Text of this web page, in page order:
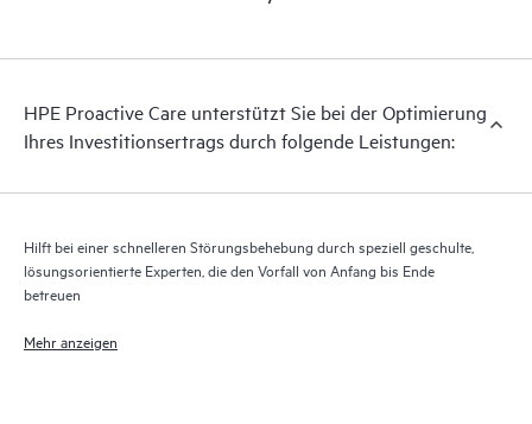
HPE Proactive Care unterstützt Sie bei der Optimierung
Ihres Investitionsertrags durch folgende Leistungen:
Hilft bei einer schnelleren Störungsbehebung durch speziell geschulte,
lösungsorientierte Experten, die den Vorfall von Anfang bis Ende
betreuen
Mehr anzeigen